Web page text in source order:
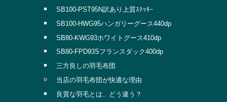
SB100-PST95N訳あり上質ｽﾃｯｷｰ
SB100-HWG95ハンガリーグース440dp
SB80-KWG93ホワイトグース410dp
SB80-FPD93Sフランスダック400dp
三方良しの羽毛布団
当店の羽毛布団が快適な理由
良質な羽毛とは、どう違う？